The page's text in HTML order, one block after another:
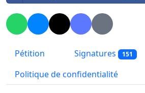
Pétition Signatures 151
Politique de confidentialité